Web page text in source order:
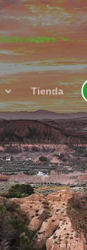
Actividades
Tienda